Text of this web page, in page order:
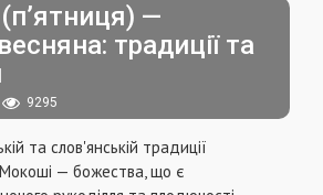
—
традиції та
9295
та слов'янській традиції
— божества, що є